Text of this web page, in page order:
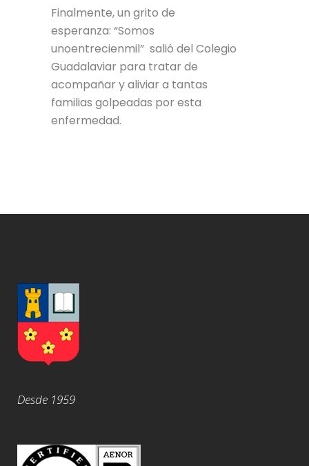
Finalmente, un grito de
esperanza: “Somos
unoentrecienmil” salió del Colegio
Guadalaviar para tratar de
acompañar y aliviar a tantas
familias golpeadas por esta
enfermedad.
Desde 1959